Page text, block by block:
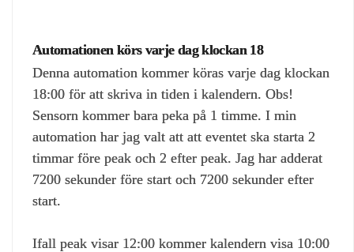
Automationen körs varje dag klockan 18
Denna automation kommer köras varje dag klockan
18:00 för att skriva in tiden i kalendern. Obs!
Sensorn kommer bara peka på 1 timme. I min
automation har jag valt att att eventet ska starta 2
timmar före peak och 2 efter peak. Jag har adderat
7200 sekunder före start och 7200 sekunder efter
start.
Ifall peak visar 12:00 kommer kalendern visa 10:00